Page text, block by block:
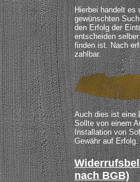
Hierbei handelt es
gewünschten
den Erfolg der
entscheiden
finden ist. Nach
zahlbar.
Auch dies ist eine
Sollte von einem
Installation von
Gewähr auf
nach BGB)